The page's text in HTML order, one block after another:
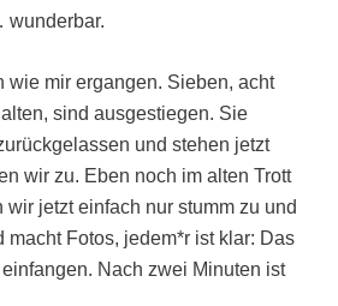
wunderbar.
wie mir ergangen. Sieben, acht
sind ausgestiegen. Sie
und stehen jetzt
wir zu. Eben noch im alten Trott
jetzt einfach nur stumm zu und
Fotos, jedem*r ist klar: Das
Nach zwei Minuten ist